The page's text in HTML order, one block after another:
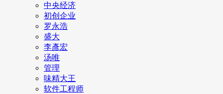
中央经济
初创企业
罗永浩
盛大
李彥宏
汤唯
管理
味精大王
软件工程师